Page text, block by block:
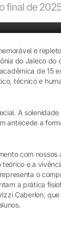
final de
e
do Jaleco do
de 15
técnico e
A
antecede a
com nossos
e a
o
a prática
Caberlon,